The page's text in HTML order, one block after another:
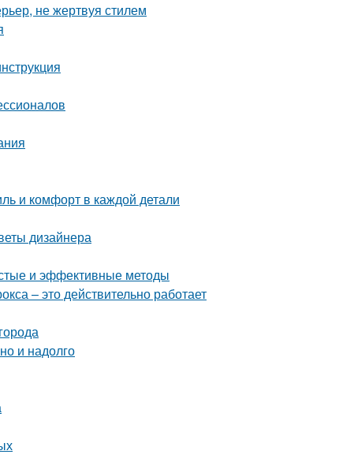
не жертвуя стилем
и комфорт в каждой детали
дизайнера
и эффективные методы
– это действительно работает
и надолго